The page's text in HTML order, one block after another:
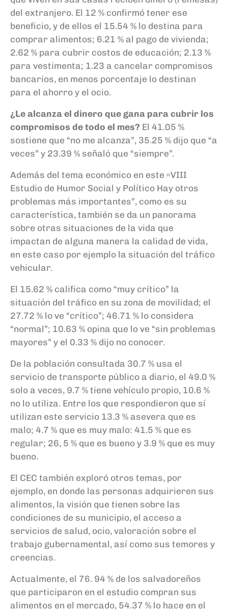
del extranjero. El 12 % confirmó tener ese
beneficio, y de ellos el 15.54 % lo destina para
comprar alimentos; 6.21 % al pago de vivienda;
2.62 % para cubrir costos de educación; 2.13 %
para vestimenta; 1.23 a cancelar compromisos
bancarios, en menos porcentaje lo destinan
para el ahorro y el ocio.
¿Le alcanza el dinero que gana para cubrir los
compromisos de todo el mes? El 41.05 %
sostiene que “no me alcanza”, 35.25 % dijo que “a
veces” y 23.39 % señaló que “siempre”.
Además del tema económico en este «VIII
Estudio de Humor Social y Político Hay otros
problemas más importantes”, como es su
característica, también se da un panorama
sobre otras situaciones de la vida que
impactan de alguna manera la calidad de vida,
en este caso por ejemplo la situación del tráfico
vehicular.
El 15.62 % califica como “muy crítico” la
situación del tráfico en su zona de movilidad; el
27.72 % lo ve “crítico”; 46.71 % lo considera
“normal”; 10.63 % opina que lo ve “sin problemas
mayores” y el 0.33 % dijo no conocer.
De la población consultada 30.7 % usa el
servicio de transporte público a diario, el 49.0 %
solo a veces, 9.7 % tiene vehículo propio, 10.6 %
no lo utiliza. Entre los que respondieron que sí
utilizan este servicio 13.3 % asevera que es
malo; 4.7 % que es muy malo: 41.5 % que es
regular; 26, 5 % que es bueno y 3.9 % que es muy
bueno.
El CEC también exploró otros temas, por
ejemplo, en donde las personas adquirieren sus
alimentos, la visión que tienen sobre las
condiciones de su municipio, el acceso a
servicios de salud, ocio, valoración sobre el
trabajo gubernamental, así como sus temores y
creencias.
Actualmente, el 76. 94 % de los salvadoreños
que participaron en el estudio compran sus
alimentos en el mercado, 54.37 % lo hace en el